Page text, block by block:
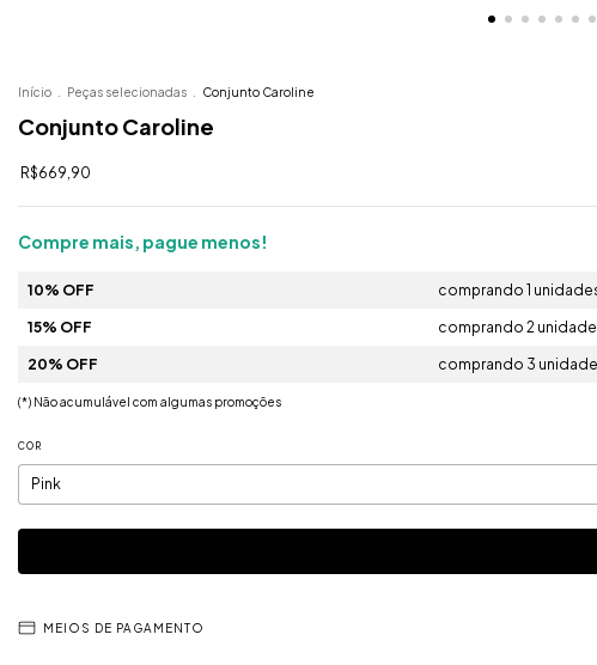
Início Peças selecionadas Conjunto Caroline
Conjunto Caroline
R$669,90
Compre mais, pague menos!
10% OFF comprando 1
15% OFF comprando 2
20% OFF comprando 3
(*) Não acumulável com algumas promoções
COR
MEIOS DE PAGAMENTO